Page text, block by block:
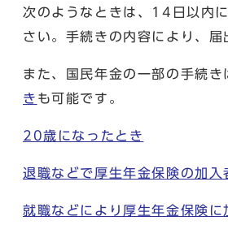
次のようなときは、14日以内
さい。手続きの内容により、届
また、国民年金の一部の手続き
き も可能です。
20歳になったとき
退職などで厚生年金保険の加入
就職などにより厚生年金保険に